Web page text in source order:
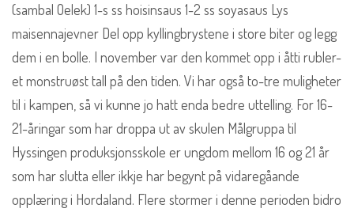
(sambal Oelek) 1-s ss hoisinsaus 1-2 ss soyasaus Lys
maisennajevner Del opp kyllingbrystene i store biter og legg
dem i en bolle. I november var den kommet opp i åtti rubler-
et monstruøst tall på den tiden. Vi har også to-tre muligheter
til i kampen, så vi kunne jo hatt enda bedre uttelling. For 16-
21-åringar som har droppa ut av skulen Målgruppa til
Hyssingen produksjonsskole er ungdom mellom 16 og 21 år
som har slutta eller ikkje har begynt på vidaregåande
opplæring i Hordaland. Flere stormer i denne perioden bidro